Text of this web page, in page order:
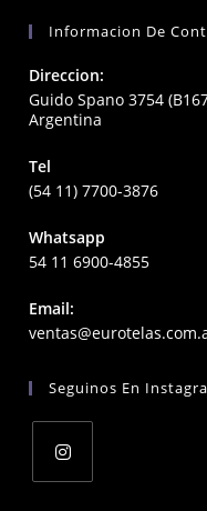
Informacion De
Direccion:
Guido Spano 3754
Argentina
Tel
(54 11) 7700-3876
Whatsapp
54 11 6900-4855
Email:
Seguinos En